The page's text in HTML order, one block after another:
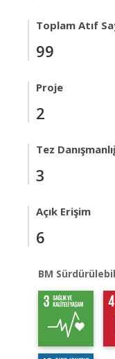
Toplam Atıf
99
Proje
2
Tez
3
Açık Erişim
6
BM